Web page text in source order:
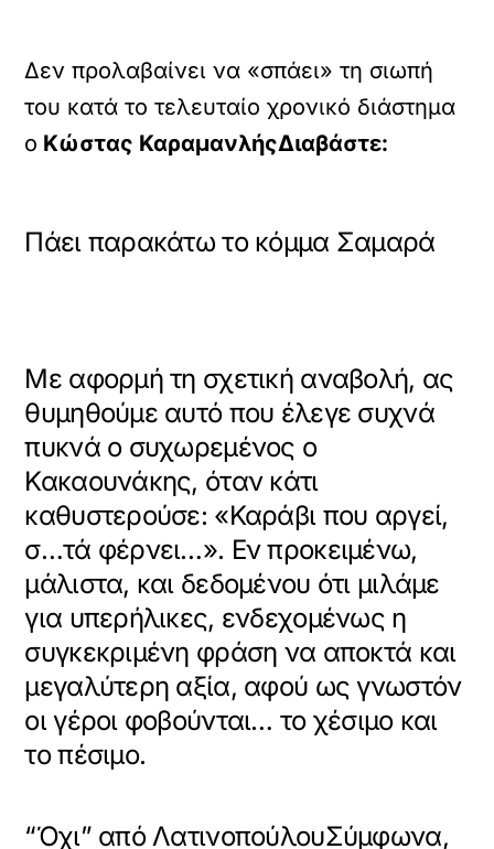
Δεν προλαβαίνει να «σπάει» τη σιωπή
του κατά το τελευταίο χρονικό διάστημα
ο Κώστας ΚαραμανλήςΔιαβάστε:
Πάει παρακάτω το κόμμα Σαμαρά
Με αφορμή τη σχετική αναβολή, ας
θυμηθούμε αυτό που έλεγε συχνά
πυκνά ο συχωρεμένος ο
Κακαουνάκης, όταν κάτι
καθυστερούσε: «Καράβι που αργεί,
σ…τά φέρνει…». Εν προκειμένω,
μάλιστα, και δεδομένου ότι μιλάμε
για υπερήλικες, ενδεχομένως η
συγκεκριμένη φράση να αποκτά και
μεγαλύτερη αξία, αφού ως γνωστόν
οι γέροι φοβούνται… το χέσιμο και
το πέσιμο.
“Όχι” από ΛατινοπούλουΣύμφωνα,